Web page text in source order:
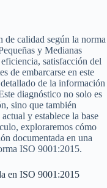
de calidad según la norma
y Medianas
satisfacción del
de embarcarse en este
de la información
diagnóstico no solo es
sino que también
y establece la base
exploraremos cómo
documentada en una
ISO 9001:2015.
en ISO 9001:2015